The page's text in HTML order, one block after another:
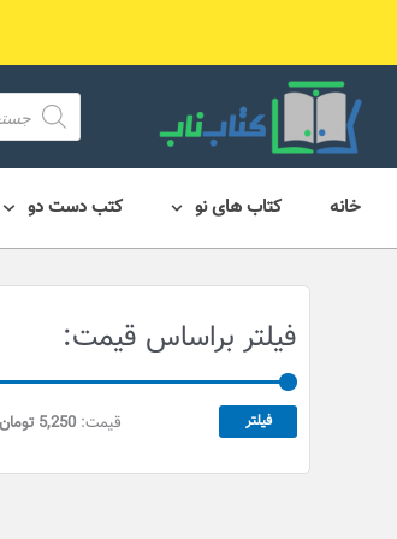
محتوا
محصول
search
خانه کتاب های نو کتب دست دو
فیلتر براساس قیمت:
فیلتر قیمت: 5,250 تومان